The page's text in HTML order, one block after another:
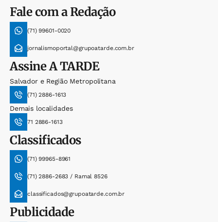
Fale com a Redação
(71) 99601-0020
jornalismoportal@grupoatarde.com.br
AssineA TARDE
Salvador e Região Metropolitana
(71) 2886-1613
Demais localidades
71 2886-1613
Classificados
(71) 99965-8961
(71) 2886-2683 / Ramal 8526
classificados@grupoatarde.com.br
Publicidade